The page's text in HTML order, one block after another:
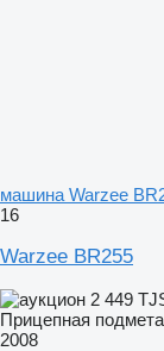
машина Warzee
16
Warzee BR255
2 449
Прицепная
2008